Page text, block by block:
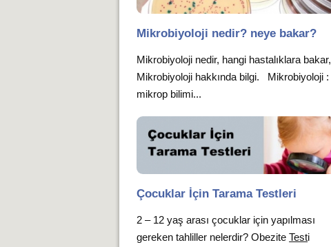
Mikrobiyoloji nedir? neye bakar?
Mikrobiyoloji nedir, hangi hastalıklara bakar,
Mikrobiyoloji hakkında bilgi. Mikrobiyoloji :
mikrop bilimi...
Çocuklar İçin Tarama Testleri
2 – 12 yaş arası çocuklar için yapılması
gereken tahliller nelerdir? ObeziteTesti